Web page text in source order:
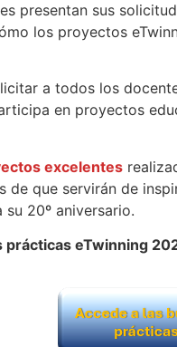
presentan sus
los proyectos
a todos los
en proyectos
excelentes
de que servirán de
20º aniversario.
prácticas eTwinning